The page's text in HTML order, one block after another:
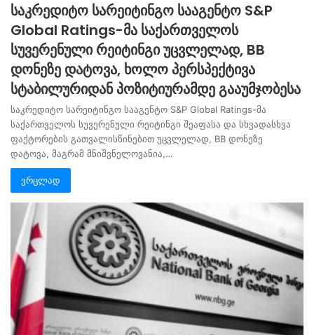
საკრედიტო სარეიტინგო სააგენტო S&P
Global Ratings-მა საქართველოს
სუვერენული რეიტინგი უცვლელად, BB
დონეზე დატოვა, ხოლო პერსპექტივა
სტაბილურიდან პოზიტიურამდე გააუმჯობესა
საკრედიტო სარეიტინგო სააგენტო S&P Global Ratings-მა
საქართველოს სუვერენული რეიტინგი შეაფასა და სხვადასხვა
ფაქტორების გათვალისწინებით უცვლელად, BB დონეზე
დატოვა, მაგრამ მნიშვნელოვანია,…
ვრცლად